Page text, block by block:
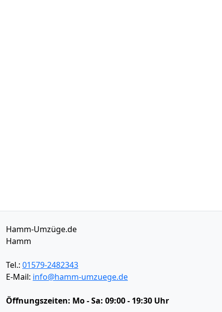
Hamm-Umzüge.de
Hamm
Tel.: 01579-2482343
E-Mail: info@hamm-umzuege.de
Öffnungszeiten: Mo - Sa: 09:00 - 19:30 Uhr